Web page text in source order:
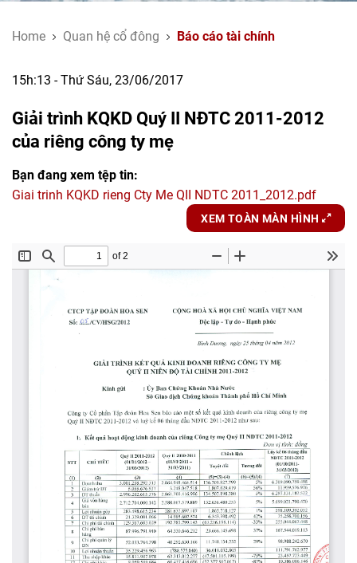
Home Quan hệ cổ đông Báo cáo tài chính
15h:13 - Thứ Sáu, 23/06/2017
Giải trình KQKD Quý II NĐTC 2011-2012
của riêng công ty mẹ
Bạn đang xem tệp tin:
Giai trinh KQKD rieng Cty Me QII NDTC 2011_2012.pdf
XEM TOÀN MÀN HÌNH